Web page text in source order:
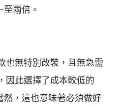
兩倍。
也無特別改裝，且無急需
因此選擇了成本較低的
然，這也意味著必須做好